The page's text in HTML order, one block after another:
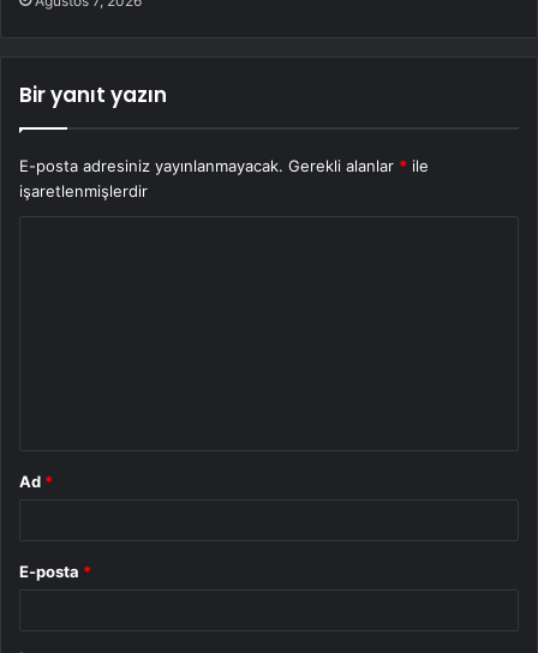
Bir yanıt yazın
E-posta adresiniz yayınlanmayacak. Gerekli alanlar * ile
işaretlenmişlerdir
Ad *
E-posta *